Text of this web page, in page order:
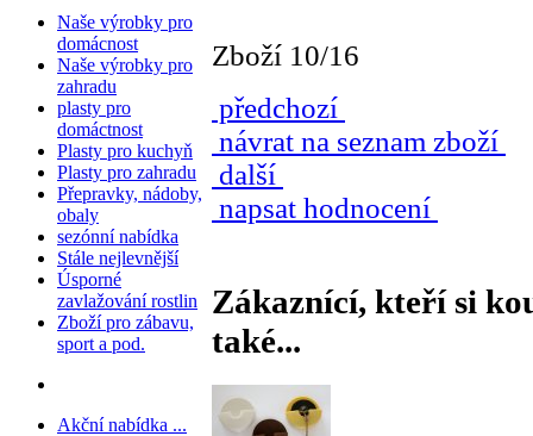
Naše výrobky pro
domácnost
Naše výrobky pro
zahradu
plasty pro
domáctnost
Plasty pro kuchyň
Plasty pro zahradu
Přepravky, nádoby,
obaly
sezónní nabídka
Stále nejlevnější
Úsporné
zavlažování rostlin
Zboží pro zábavu,
sport a pod.
Akční nabídka ...
Zboží 10/16
předchozí
návrat na seznam zboží
další
napsat hodnocení
Zákaznící, kteří si
také...